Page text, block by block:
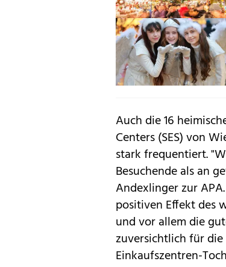
Auch die 16
Centers (SES) von
stark frequentiert.
Besuchende als an
Andexlinger zur
positiven Effekt des
und vor allem die
zuversichtlich für die
Einkaufszentren-